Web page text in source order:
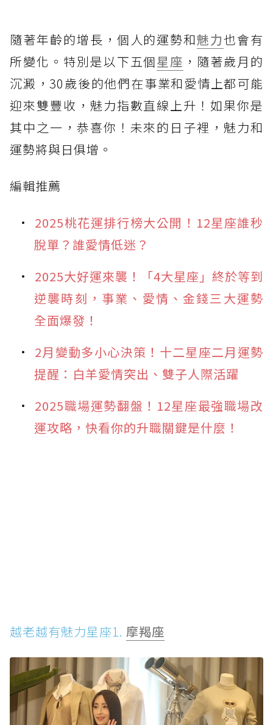
隨著年齡的增長，個人的運勢和魅力也會有
所變化。特別是以下五個星座 ，隨著歲月的
沉澱，30歲後的他們在事業和愛情上都可能
迎來雙豐收，魅力指數直線上升！如果你是
其中之一，恭喜你！未來的日子裡，魅力和
運勢將與日俱增。
編輯推薦
2025桃花運排行榜大公開！12星座誰秒
脫單？誰愛情低迷？
2025大好運來襲！「4大星座」終於等到
逆襲時刻，事業、愛情、金錢三大運勢
全面爆發！
2月變動多小心決策！十二星座二月運勢
提醒：白羊愛情突出、雙子人際活躍
2025職場運勢翻盤！12星座最強職場改
運攻略，快看你的升職關鍵是什麼！
越老越有魅力星座1. 摩羯座